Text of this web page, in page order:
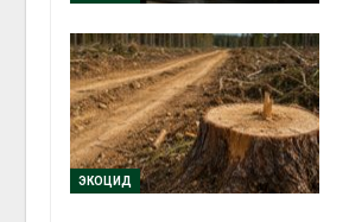
ЭКОЦИД